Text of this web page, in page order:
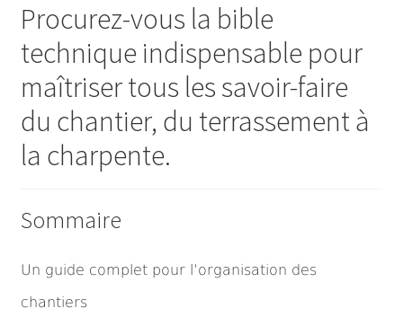
Procurez-vous la bible
technique indispensable pour
maîtriser tous les savoir-faire
du chantier, du terrassement à
la charpente.
Sommaire
Un guide complet pour l’organisation des
chantiers